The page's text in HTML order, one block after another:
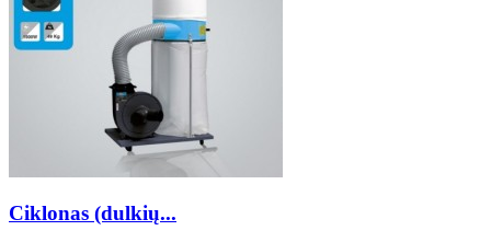
Ciklonas (dulkių...